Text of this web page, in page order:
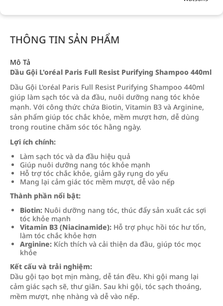
THÔNG TIN SẢN PHẨM
Mô Tả
Dầu Gội L'oréal Paris Full Resist Purifying Shampoo 440ml
Dầu Gội L'oréal Paris Full Resist Purifying Shampoo 440ml
giúp làm sạch tóc và da đầu, nuôi dưỡng nang tóc khỏe
mạnh. Với công thức chứa Biotin, Vitamin B3 và Arginine,
sản phẩm giúp tóc chắc khỏe, mềm mượt hơn, dễ dùng
trong routine chăm sóc tóc hằng ngày.
Lợi ích chính:
Làm sạch tóc và da đầu hiệu quả
Giúp nuôi dưỡng nang tóc khỏe mạnh
Hỗ trợ tóc chắc khỏe, giảm gãy rụng do yếu
Mang lại cảm giác tóc mềm mượt, dễ vào nếp
Thành phần nổi bật:
Biotin: Nuôi dưỡng nang tóc, thúc đẩy sản xuất các sợi
tóc khỏe mạnh
Vitamin B3 (Niacinamide): Hỗ trợ phục hồi tóc hư tổn,
làm tóc chắc khỏe hơn
Arginine: Kích thích và cải thiện da đầu, giúp tóc mọc
khỏe
Kết cấu và trải nghiệm:
Dầu gội tạo bọt mịn màng, dễ tán đều. Khi gội mang lại
cảm giác sạch sẽ, thư giãn. Sau khi gội, tóc sạch thoáng,
mềm mượt, nhẹ nhàng và dễ vào nếp.